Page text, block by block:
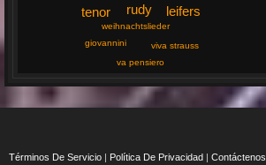
tenor leifers
rudy
weihnachtslieder
giovannini viva strauss
va pensiero
Términos De Servicio | Política De Privacidad | Contáctenos